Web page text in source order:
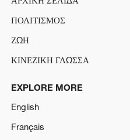
ΠΟΛΙΤΙΣΜΟΣ
ΖΩΗ
ΚΙΝΕΖΙΚΗ ΓΛΩΣΣΑ
EXPLORE MORE
English
Français